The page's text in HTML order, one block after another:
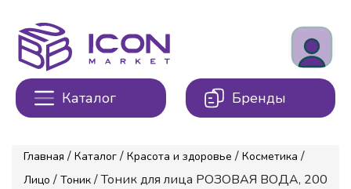
Каталог Бренды
Главная / Каталог / Красота и здоровье / Косметика /
Лицо / Тоник / Тоник для лица РОЗОВАЯ ВОДА, 200